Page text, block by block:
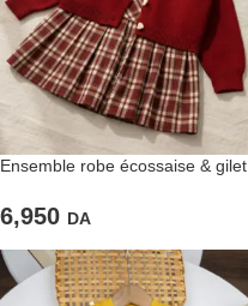
Ensemble robe écossaise & gilet
petites filles
6,950 DA